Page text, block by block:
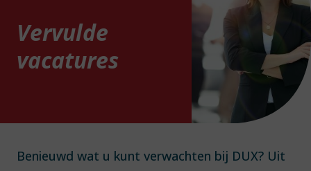
Vervulde
vacatures
Benieuwd wat u kunt verwachten bij DUX? Uit